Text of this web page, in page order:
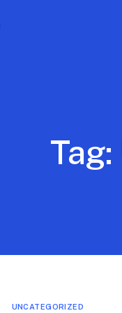
Tag:
UNCATEGORIZED